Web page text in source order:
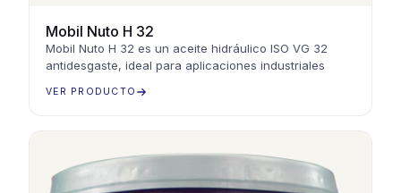
Mobil Nuto H 32
Mobil Nuto H 32 es un aceite hidráulico ISO VG 32
antidesgaste, ideal para aplicaciones industriales
VER PRODUCTO